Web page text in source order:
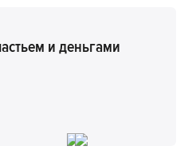
и деньгами